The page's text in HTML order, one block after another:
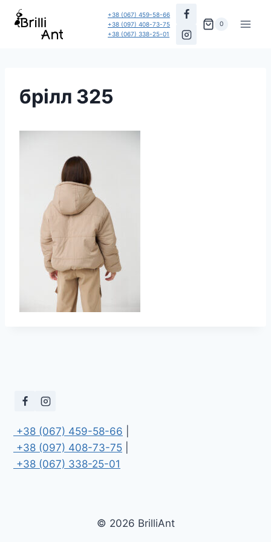
Перейти
+38 (067) 459-58-66
+38 (097) 408-73-75
+38 (067) 338-25-01
0
брілл 325
+38 (067) 459-58-66
+38 (097) 408-73-75
+38 (067) 338-25-01
© 2026 BrilliAnt